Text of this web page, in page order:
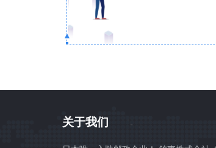
▲
关于我们